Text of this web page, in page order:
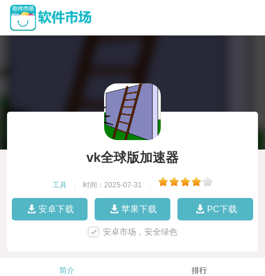
vk全球版加速器
工具 时间：2025-07-31
安卓下载 苹果下载 PC下载
安卓市场，安全绿色
简介 排行